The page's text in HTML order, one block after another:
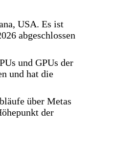
USA. Es ist
abgeschlossen
und GPUs der
und hat die
über Metas
der